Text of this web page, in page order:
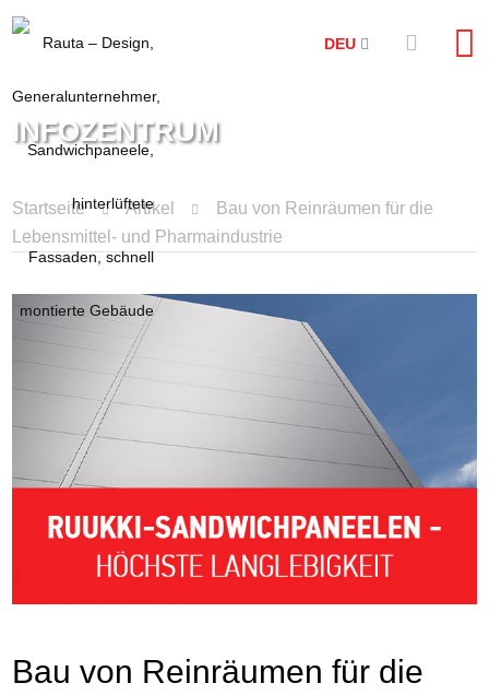
DEU
INFOZENTRUM
Startseite Artikel
Bau von Reinräumen für die
Lebensmittel- und Pharmaindustrie
Bau von Reinräumen für die